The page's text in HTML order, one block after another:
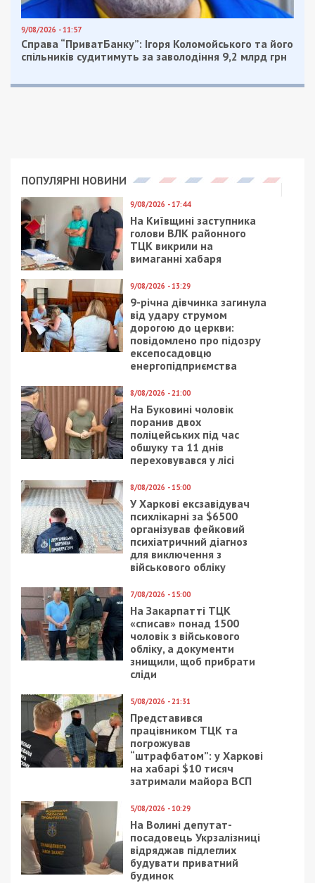
9/08/2026 - 11:57
Справа “ПриватБанку”: Ігоря Коломойського та його
спільників судитимуть за заволодіння 9,2 млрд грн
ПОПУЛЯРНІ НОВИНИ
9/08/2026 - 17:44
На Київщині заступника
голови ВЛК районного
ТЦК викрили на
вимаганні хабаря
9/08/2026 - 13:29
9-річна дівчинка загинула
від удару струмом
дорогою до церкви:
повідомлено про підозру
ексепосадовцю
енергопідприємства
8/08/2026 - 21:00
На Буковині чоловік
поранив двох
поліцейських під час
обшуку та 11 днів
переховувався у лісі
8/08/2026 - 15:00
У Харкові ексзавідувач
психлікарні за $6500
організував фейковий
психіатричний діагноз
для виключення з
військового обліку
7/08/2026 - 15:00
На Закарпатті ТЦК
«списав» понад 1500
чоловік з військового
обліку, а документи
знищили, щоб прибрати
сліди
5/08/2026 - 21:31
Представився
працівником ТЦК та
погрожував
“штрафбатом”: у Харкові
на хабарі $10 тисяч
затримали майора ВСП
5/08/2026 - 10:29
На Волині депутат-
посадовець Укрзалізниці
відряджав підлеглих
будувати приватний
будинок